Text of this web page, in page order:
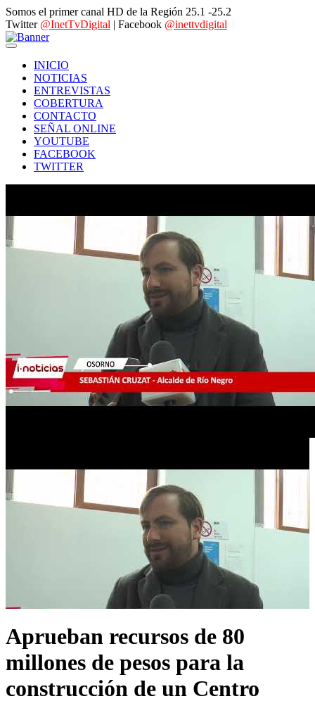
Somos el primer canal HD de la Región 25.1 -25.2
Twitter @InetTvDigital | Facebook @inettvdigital
INICIO
NOTICIAS
ENTREVISTAS
COBERTURA
CONTACTO
SEÑAL ONLINE
YOUTUBE
FACEBOOK
TWITTER
Aprueban recursos de 80
millones de pesos para la
construcción de un Centro